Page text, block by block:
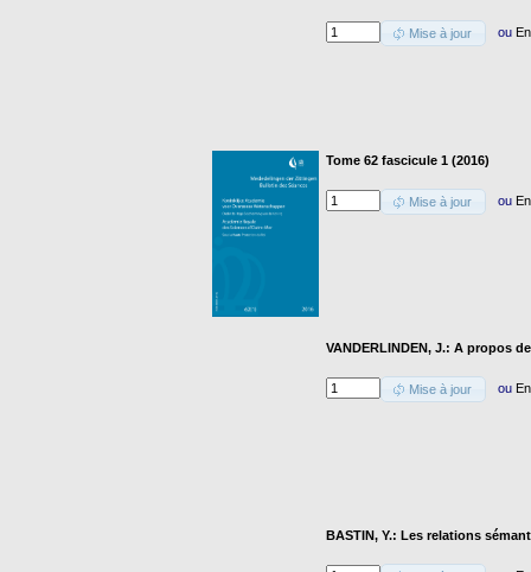
Mise à jour ou
Tome 62 fascicule 1 (2016)
Mise à jour ou
VANDERLINDEN, J.: A propos
Mise à jour ou
BASTIN, Y.: Les relations